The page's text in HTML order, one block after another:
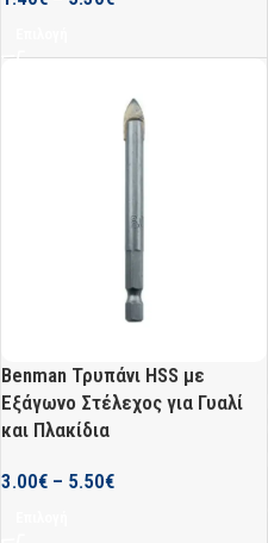
Benman Τρυπάνι HSS με
Εξάγωνο Στέλεχος για Γυαλί
και Πλακίδια
3.00€ – 5.50€